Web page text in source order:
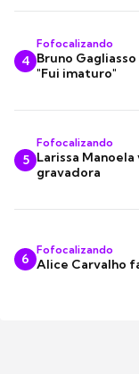
4
Fofocalizando
Bruno
"Fui imaturo"
5
Fofocalizando
Larissa
gravadora
6
Fofocalizando
Alice Carvalho